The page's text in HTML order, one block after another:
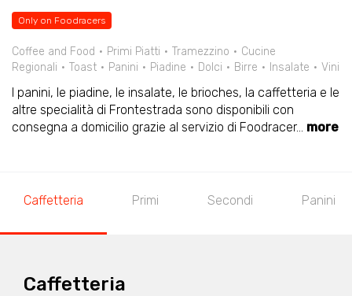
Only on Foodracers
Coffee and Food Primi Piatti Tramezzino
Cucine
Regionali
Toast Panini Piadine Dolci Birre Insalate Vini
I panini, le piadine, le insalate, le brioches, la caffetteria e le
altre specialità di Frontestrada sono disponibili con
consegna a domicilio grazie al servizio di Foodracer... more
Caffetteria Primi Secondi Panini
Caffetteria